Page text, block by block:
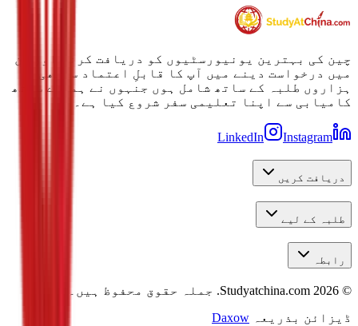
چین کی بہترین یونیورسٹیوں کو دریافت کرنے اور ان
میں درخواست دینے میں آپ کا قابلِ اعتماد ساتھی۔
ہزاروں طلبہ کے ساتھ شامل ہوں جنہوں نے ہمارے ساتھ
کامیابی سے اپنا تعلیمی سفر شروع کیا ہے۔
LinkedIn Instagram
دریافت کریں
طلبہ کے لیے
رابطہ
©
2026
جملہ حقوق محفوظ ہیں۔
ڈیزائن بذریعہ
Daxow